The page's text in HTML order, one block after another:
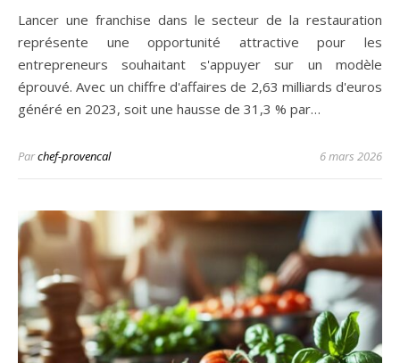
Lancer une franchise dans le secteur de la restauration
représente une opportunité attractive pour les
entrepreneurs souhaitant s'appuyer sur un modèle
éprouvé. Avec un chiffre d'affaires de 2,63 milliards d'euros
généré en 2023, soit une hausse de 31,3 % par…
Parchef-provencal 6 mars 2026